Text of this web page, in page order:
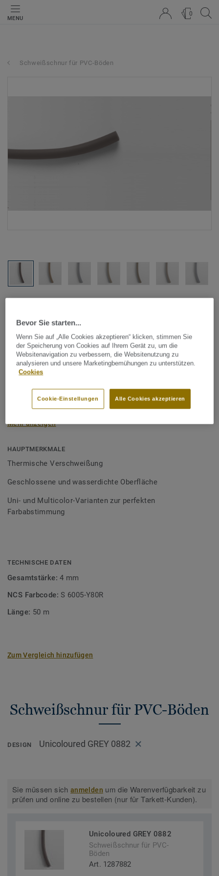
MENU
0
Schweißschnur für PVC-Böden
Tarkett Zubehör Komplettsortiment
Schweißschnur für PVC-Böden
- Unicoloured GREY 0882
zweier PVC-Bahnen verwendet und sorgen für eine
wasserdichte und geschlossene Oberfläche, Grundlage für
Schweißschnüre sind erhältlich in den Varianten Uni und
Bodenbelagssortiment abgestimmt. Durch die Verwendung
von Kontrastfarben lassen sich auch besondere
Mehr anzeigen
HAUPTMERKMALE
Thermische Verschweißung
Geschlossene und wasserdichte Oberfläche
Uni- und Multicolor-Varianten zur perfekten
Farbabstimmung
TECHNISCHE DATEN
Gesamtstärke:4 mm
NCS Farbcode:S 6005-Y80R
Länge: 50 m
Zum Vergleich hinzufügen
Schweißschnur für PVC-Böden
DESIGN Unicoloured GREY 0882
Sie müssen sichanmelden um die Warenverfügbarkeit zu
prüfen und online zu bestellen (nur für Tarkett-Kunden).
Unicoloured GREY 0882
Schweißschnur für PVC-
Böden
Art. 1287882
Bevor Sie starten...
Wenn Sie auf „Alle Cookies akzeptieren“ klicken, stimmen Sie
der Speicherung von Cookies auf Ihrem Gerät zu, um die
Websitenavigation zu verbessern, die Websitenutzung zu
analysieren und unsere Marketingbemühungen zu unterstützen.
Cookies
Alle Cookies akzeptieren
Cookie-Einstellungen